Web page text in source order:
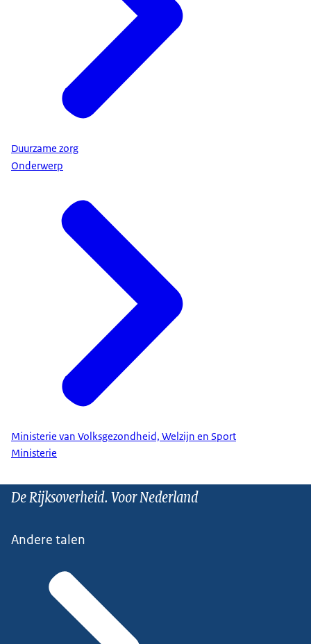
Duurzame zorg
Onderwerp
Ministerie van Volksgezondheid, Welzijn en Sport
Ministerie
De Rijksoverheid. Voor Nederland
Andere talen